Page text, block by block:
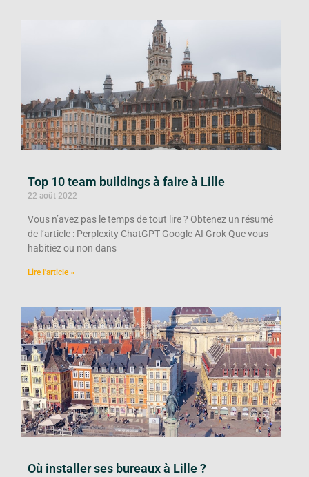
Top 10 team buildings à faire à Lille
22 août 2022
Vous n’avez pas le temps de tout lire ? Obtenez un résumé
de l’article : Perplexity ChatGPT Google AI Grok Que vous
habitiez ou non dans
Lire l'article »
Où installer ses bureaux à Lille ?